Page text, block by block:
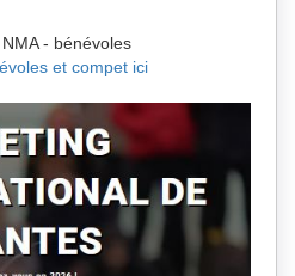
- bénévoles
et compet ici